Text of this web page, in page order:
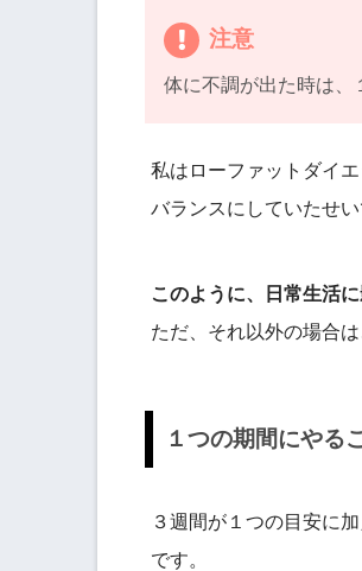
注意
体に不調が出た時は、
私はローファットダイ
バランスにしていたせ
このように、日常生活
ただ、それ以外の場合
１つの期間にやる
３週間が１つの目安に
です。